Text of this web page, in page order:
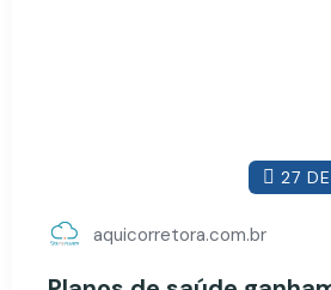
27
aquicorretora.com.br